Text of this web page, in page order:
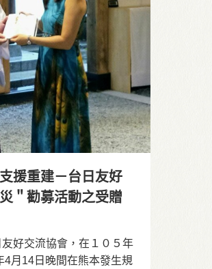
援重建－台日友好
＂勸募活動之受贈
好交流協會，在１０５年
4月14日晚間在熊本發生規